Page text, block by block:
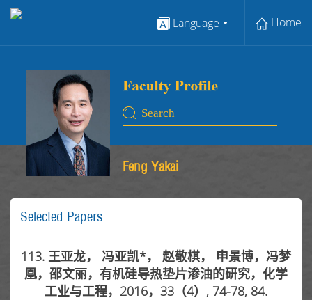
Language Home
Feng Yakai
Selected Papers
113. 王亚龙， 冯亚凯*， 赵敬棋， 申景博，冯梦
凰，邵文丽，有机硅导热垫片渗油的研究，化学
工业与工程，2016，33（4）, 74-78, 84.